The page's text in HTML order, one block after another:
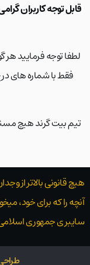
قابل توجه کاربران
لطفا توجه فرمایید
فقط با شماره های
تیم بیت گرند هیچ
هیچ قانونی بالاتر از
آنچه را که برای خود،
سایبری جمهوری اسلامی